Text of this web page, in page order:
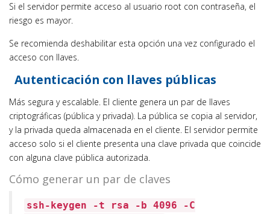
Si el servidor permite acceso al usuario root con contraseña, el
riesgo es mayor.
Se recomienda deshabilitar esta opción una vez configurado el
acceso con llaves.
Autenticación con llaves públicas
Más segura y escalable. El cliente genera un par de llaves
criptográficas (pública y privada). La pública se copia al servidor,
y la privada queda almacenada en el cliente. El servidor permite
acceso solo si el cliente presenta una clave privada que coincide
con alguna clave pública autorizada.
Cómo generar un par de claves
ssh-keygen -t rsa -b 4096 -C